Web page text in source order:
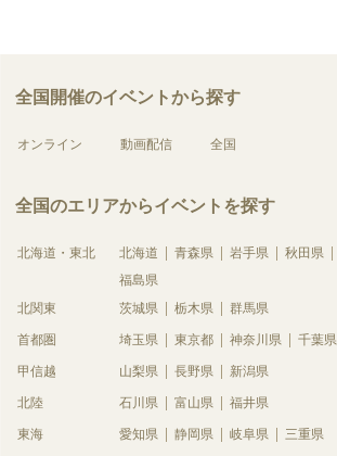
全国開催のイベントから探す
オンライン 動画配信 全国
全国のエリアからイベントを探す
北海道・東北 北海道 青森県 岩手県 秋田県
福島県
北関東
茨城県 栃木県 群馬県
首都圏 埼玉県 東京都 神奈川県 千葉県
甲信越 山梨県 長野県 新潟県
北陸 石川県 富山県 福井県
東海 愛知県 静岡県 岐阜県 三重県